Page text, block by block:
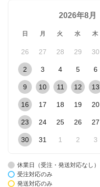
2026年8月
日 月 火 水 木
26 27 28 29 30
2 3 4 5 6
9 10 11 12 13
16 17 18 19 20
23 24 25 26 27
30 31 1 2 3
休業日（受注・発送対応なし）
受注対応のみ
発送対応のみ